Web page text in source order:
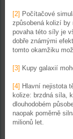
[2] Počítačové
způsobená kolizí by
povaha této síly je
dobře známými
tomto okamžiku
[3] Kupy galaxií
[4] Hlavní nejistota
kolize: brzdná síla,
dlouhodobém
naopak poměrně
milionů let.